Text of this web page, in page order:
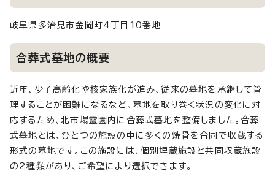
岐阜県多治見市金岡町4丁目10番地
合葬式墓地の概要
近年、少子高齢化や核家族化が進み、従来の墓地を承継して管
理することが困難になるなど、墓地を取り巻く状況の変化に対
応するため、北市場霊園内に合葬式墓地を整備しました。合葬
式墓地とは、ひとつの施設の中に多くの焼骨を合同で収蔵する
形式の墓地です。この施設には、個別埋蔵施設と共同収蔵施設
の2種類があり、ご希望により選択できます。